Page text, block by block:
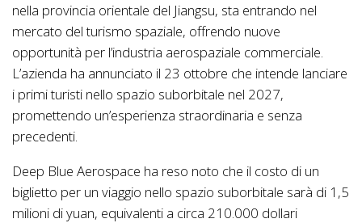
nella provincia orientale del Jiangsu, sta entrando nel
mercato del turismo spaziale, offrendo nuove
opportunità per l’industria aerospaziale commerciale.
L’azienda ha annunciato il 23 ottobre che intende lanciare
i primi turisti nello spazio suborbitale nel 2027,
promettendo un’esperienza straordinaria e senza
precedenti.
Deep Blue Aerospace ha reso noto che il costo di un
biglietto per un viaggio nello spazio suborbitale sarà di 1,5
milioni di yuan, equivalenti a circa 210.000 dollari